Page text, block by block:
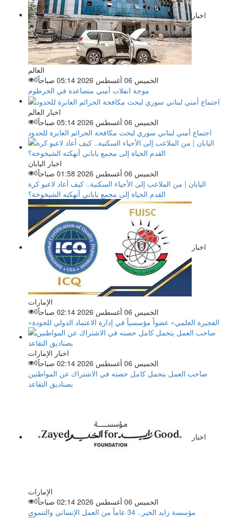
اخبار
العالم
الخميس 06 أغسطس 2026 05:14 صباحاً
0
موجة انفلات أمني متصاعدة في الخرطوم
اخبار العالم
الخميس 06 أغسطس 2026 05:14 صباحاً
0
اجتماع أمني لبناني سوري لبحث مكافحة الجرائم العابرة للحدود
اخبار اليابان
الخميس 06 أغسطس 2026 01:58 صباحاً
0
اليابان | من الملاعب إلى الأحياء السكنية.. كيف أعاد لاعبو كرة
القدم الحياة إلى مجمع ياباني أنهكته الشيخوخة؟
اخبار
الإمارات
الخميس 06 أغسطس 2026 02:14 صباحاً
0
«الفجيرة العلمي» عضواً مؤسسياً في إدارة الاعتماد الدولي للجودة
اخبار الإمارات
الخميس 06 أغسطس 2026 02:14 صباحاً
0
صاحب العمل يتحمل كامل حصته في الاشتراك عن المواطنين
بصناديق التقاعد
اخبار
الإمارات
الخميس 06 أغسطس 2026 02:14 صباحاً
0
مؤسسة زايد الخير.. 34 عاماً من العمل الإنساني والتنموي